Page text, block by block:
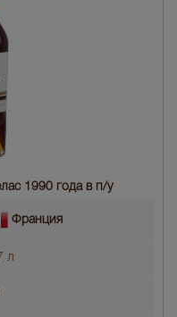
1990 года в п/у
Франция
л